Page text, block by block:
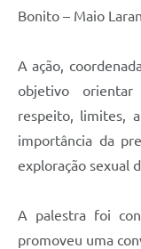
Bonito – Maio
A ação,
objetivo
respeito, limites,
importância da
exploração sexual
A palestra foi
promoveu uma